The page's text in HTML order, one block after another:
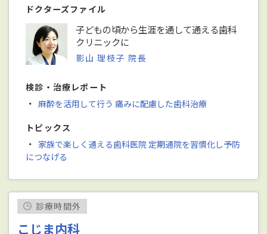
ドクターズファイル
子どもの頃から生涯を通して通える歯科
クリニックに
影山 理枝子 院長
検診・治療レポート
・ 麻酔を活用して行う 痛みに配慮した歯科治療
トピックス
・ 家族で楽しく通える歯科医院 定期通院を習慣化し予防
につなげる
診療時間外
こじま内科